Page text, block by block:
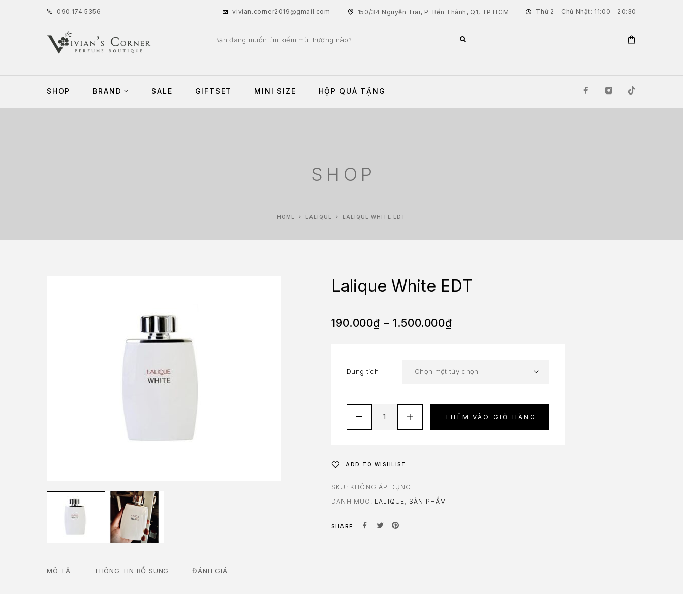
090 .174.5356 vivian.corner2019@gmail.com 150/34 Nguyễn Trãi, P. Bến Thành, Q1, TP.HCM Thứ 2 - Chủ Nhật: 11:00 - 20:30
SHOP BRAND SALE GIFTSET MINI SIZE HỘP QUÀ TẶNG
SHOP
HOME LALIQUE LALIQUE WHITE EDT
MÔ TẢ THÔNG TIN BỔ SUNG ĐÁNH GIÁ
Lalique White EDT
190.000₫ – 1.500.000₫
Dung tích
THÊM VÀO GIỎ HÀNG
ADD TO WISHLIST
SKU: KHÔNG ÁP DỤNG
DANH MỤC: LALIQUE SẢN PHẨM
SHARE